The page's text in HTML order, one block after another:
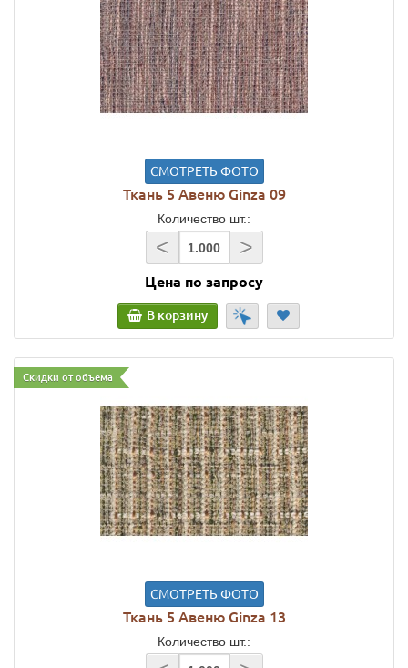
СМОТРЕТЬ ФОТО
Ткань 5 Авеню Ginza 09
Количество шт.:
< >
Цена по запросу
В корзину
Скидки от объема
СМОТРЕТЬ ФОТО
Ткань 5 Авеню Ginza 13
Количество шт.: